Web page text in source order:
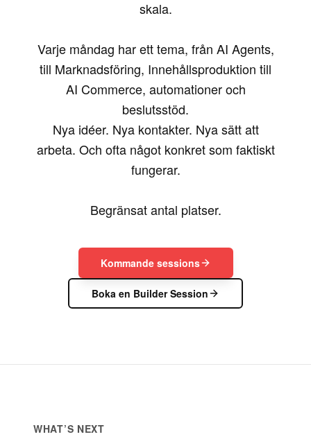
skala.
Varje måndag har ett tema, från AI Agents,
till Marknadsföring, Innehållsproduktion till
AI Commerce, automationer och
beslutsstöd.
Nya idéer. Nya kontakter. Nya sätt att
arbeta. Och ofta något konkret som faktiskt
fungerar.
Begränsat antal platser.
Kommande sessions
Boka en Builder Session
WHAT’S NEXT